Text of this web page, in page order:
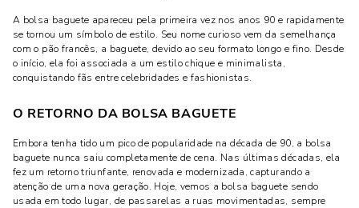
A bolsa baguete apareceu pela primeira vez nos anos 90 e rapidamente
se tornou um símbolo de estilo. Seu nome curioso vem da semelhança
com o pão francês, a baguete, devido ao seu formato longo e fino. Desde
o início, ela foi associada a um estilo chique e minimalista,
conquistando fãs entre celebridades e fashionistas.
O RETORNO DA BOLSA BAGUETE
Embora tenha tido um pico de popularidade na década de 90, a bolsa
baguete nunca saiu completamente de cena. Nas últimas décadas, ela
fez um retorno triunfante, renovada e modernizada, capturando a
atenção de uma nova geração. Hoje, vemos a bolsa baguete sendo
usada em todo lugar, de passarelas a ruas movimentadas, sempre